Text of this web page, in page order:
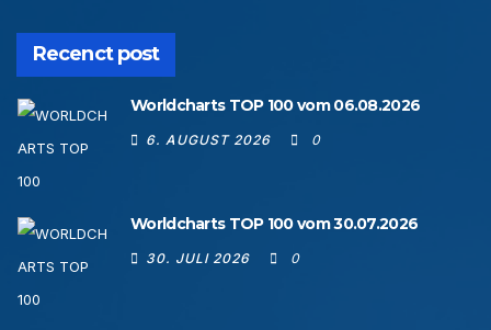
Recenct post
Worldcharts TOP 100 vom 06.08.2026
6. AUGUST 2026 0
Worldcharts TOP 100 vom 30.07.2026
30. JULI 2026 0